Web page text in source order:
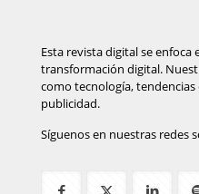
Esta revista digital se
transformación digital.
como tecnología,
publicidad.
Síguenos en nuestras redes